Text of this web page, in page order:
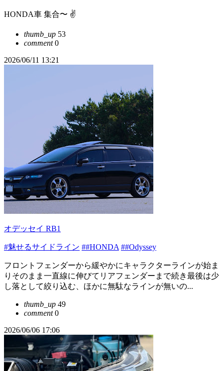
HONDA車 集合〜 ✌️
thumb_up 53
comment0
2026/06/11 13:21
オデッセイ RB1
#魅せるサイドライン ##HONDA ##Odyssey
フロントフェンダーから緩やかにキャラクターラインが始ま
りそのまま一直線に伸びてリアフェンダーまで続き最後は少
し落として絞り込む、ほかに無駄なラインが無いの...
thumb_up 49
comment0
2026/06/06 17:06